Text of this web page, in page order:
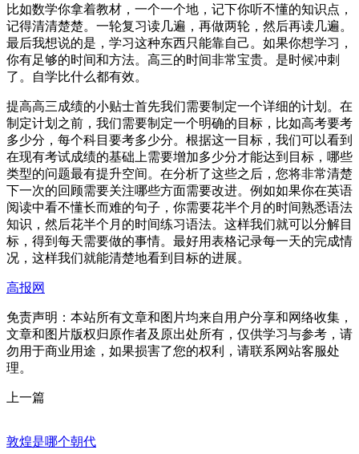
比如数学你拿着教材，一个一个地，记下你听不懂的知识点，
记得清清楚楚。一轮复习读几遍，再做两轮，然后再读几遍。
最后我想说的是，学习这种东西只能靠自己。如果你想学习，
你有足够的时间和方法。高三的时间非常宝贵。是时候冲刺
了。自学比什么都有效。
提高高三成绩的小贴士首先我们需要制定一个详细的计划。在
制定计划之前，我们需要制定一个明确的目标，比如高考要考
多少分，每个科目要考多少分。根据这一目标，我们可以看到
在现有考试成绩的基础上需要增加多少分才能达到目标，哪些
类型的问题最有提升空间。在分析了这些之后，您将非常清楚
下一次的回顾需要关注哪些方面需要改进。例如如果你在英语
阅读中看不懂长而难的句子，你需要花半个月的时间熟悉语法
知识，然后花半个月的时间练习语法。这样我们就可以分解目
标，得到每天需要做的事情。最好用表格记录每一天的完成情
况，这样我们就能清楚地看到目标的进展。
高报网
免责声明：本站所有文章和图片均来自用户分享和网络收集，
文章和图片版权归原作者及原出处所有，仅供学习与参考，请
勿用于商业用途，如果损害了您的权利，请联系网站客服处
理。
上一篇
敦煌是哪个朝代